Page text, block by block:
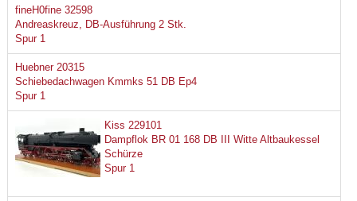
fineH0fine 32598
Andreaskreuz, DB-Ausführung 2 Stk.
Spur 1
Huebner 20315
Schiebedachwagen Kmmks 51 DB Ep4
Spur 1
Kiss 229101
Dampflok BR 01 168 DB III Witte Altbaukessel
Schürze
Spur 1